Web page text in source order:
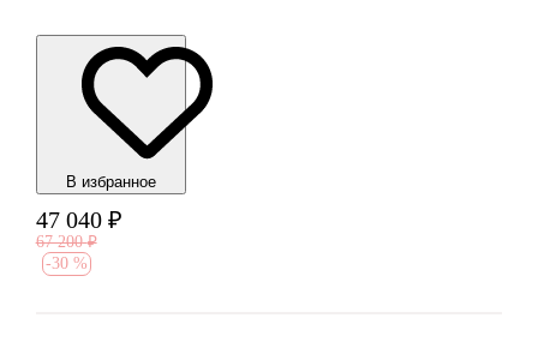
В избранноe
47 040 ₽
67 200 ₽
-30 %